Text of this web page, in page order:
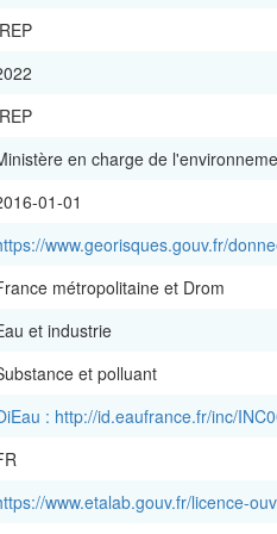
en charge de
01-01
www.georisques.gouv.fr/
métropolitaine et Drom
et industrie
et polluant
: http://id.eaufrance.fr/inc/
www.etalab.gouv.fr/licence-